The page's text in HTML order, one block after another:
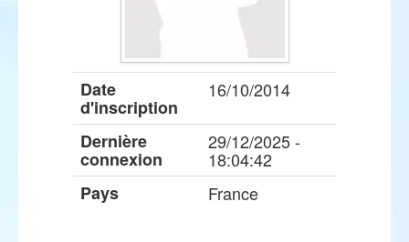
Date
d'inscription
16/10/2014
Dernière
connexion
29/12/2025 -
18:04:42
Pays
France